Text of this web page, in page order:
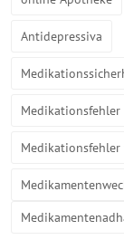
Antidepressiva
Medikationsfehler
Medikationsfehler